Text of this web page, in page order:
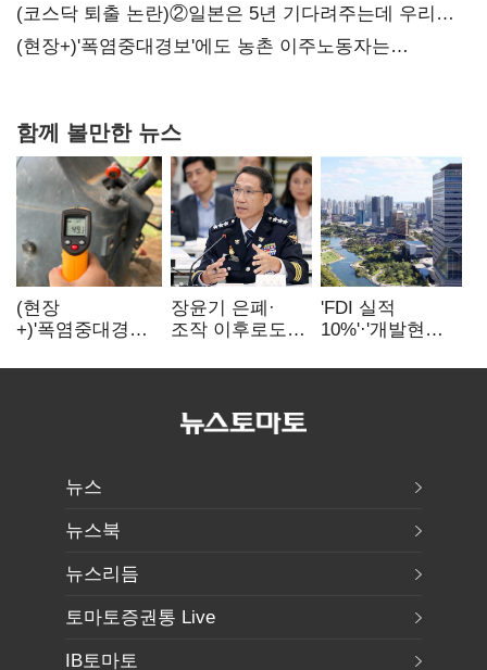
(코스닥 퇴출 논란)②일본은 5년 기다려주는데 우리는
당장 퇴출?…시간만으론 부족한 코스닥 구하기
(현장+)'폭염중대경보'에도 농촌 이주노동자는
함께 볼만한 뉴스
(현장
+)'폭염중대경보'
이주노동자는
장윤기 은폐·
조작 이후로도
내부비위…경찰
'FDI 실적
10%'·'개발현안
인천경제청장
뉴스
뉴스북
뉴스리듬
토마토증권통 Live
IB토마토